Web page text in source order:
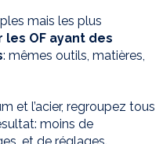
mais les plus
OF ayant des
: mêmes outils, matières,
et l’acier, regroupez tous
moins de